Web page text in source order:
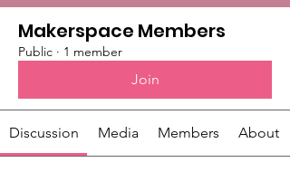
Makerspace Members
Public · 1 member
Join
Discussion Media Members About